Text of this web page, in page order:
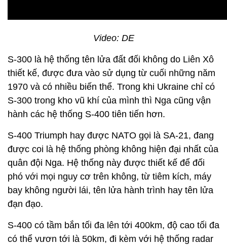
Video: DE
S-300 là hệ thống tên lửa đất đối không do Liên Xô
thiết kế, được đưa vào sử dụng từ cuối những năm
1970 và có nhiều biến thể. Trong khi Ukraine chỉ có
S-300 trong kho vũ khí của mình thì Nga cũng vận
hành các hệ thống S-400 tiên tiến hơn.
S-400 Triumph hay được NATO gọi là SA-21, đang
được coi là hệ thống phòng không hiện đại nhất của
quân đội Nga. Hệ thống này được thiết kế để đối
phó với mọi nguy cơ trên không, từ tiêm kích, máy
bay không người lái, tên lửa hành trình hay tên lửa
đạn đạo.
S-400 có tầm bắn tối đa lên tới 400km, độ cao tối đa
có thể vươn tới là 50km, đi kèm với hệ thống radar